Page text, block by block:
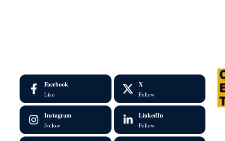
Facebook
Like
X
Follow
Instagram
Follow
LinkedIn
Follow